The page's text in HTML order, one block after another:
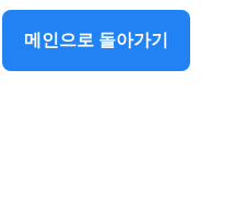
메인으로 돌아가기